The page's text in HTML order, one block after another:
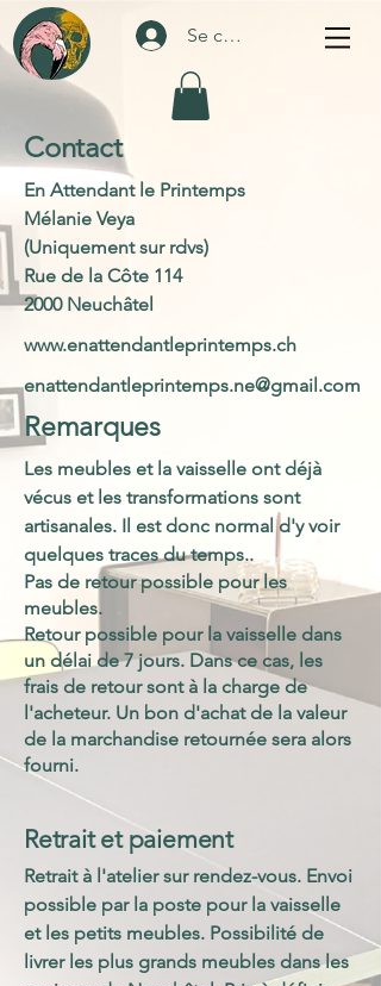
Se connecter
Contact
En Attendant le Printemps
Mélanie Veya
(Uniquement sur rdvs)
Rue de la Côte 114
2000 Neuchâtel
www.enattendantleprintemps.ch
enattendantleprintemps.ne@gmail.com
Remarques
Les meubles et la vaisselle ont déjà
vécus et les transformations sont
artisanales. Il est donc normal d'y voir
quelques traces du temps..
Pas de retour possible pour les
meubles.
Retour possible pour la vaisselle dans
un délai de 7 jours. Dans ce cas, les
frais de retour sont à la charge de
l'acheteur. Un bon d'achat de la valeur
de la marchandise retournée sera alors
fourni.
Retrait et paiement
Retrait à l'atelier sur rendez-vous. Envoi
possible par la poste pour la vaisselle
et les petits meubles. Possibilité de
livrer les plus grands meubles dans les